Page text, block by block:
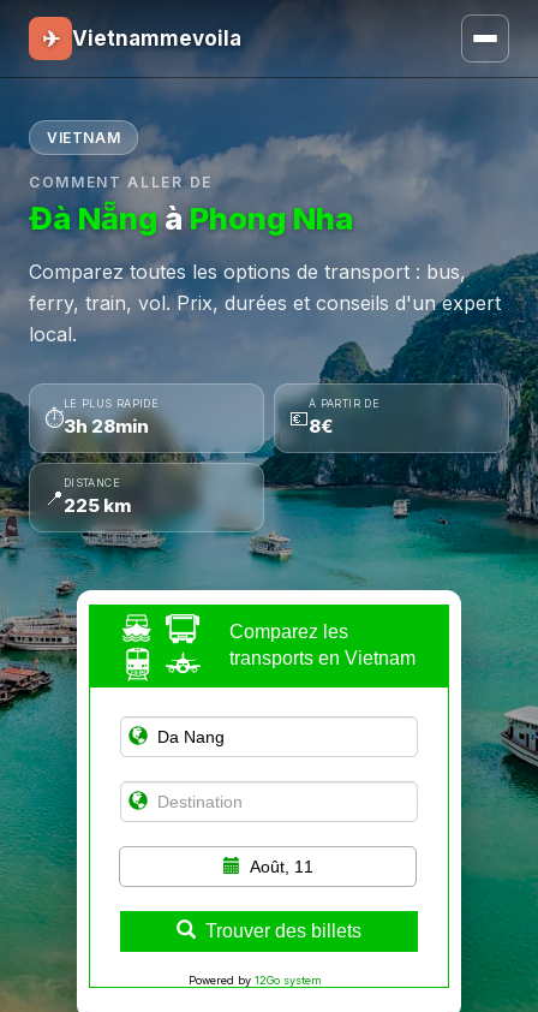
✈ Vietnammevoila
VIETNAM
COMMENT ALLER DE
Đà NẵngàPhong Nha
Comparez toutes les options de transport : bus,
ferry, train, vol. Prix, durées et conseils d'un expert
local.
⏱
LE PLUS RAPIDE
3h 28min 💶
À PARTIR DE
8€
📍
DISTANCE
225 km
Comparez les
transports en Vietnam
Août, 11
Trouver des billets
Powered by 12Go system